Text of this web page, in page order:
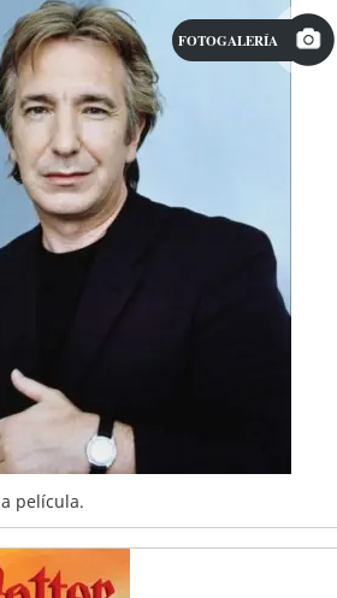
FOTOGALERÍA
película.